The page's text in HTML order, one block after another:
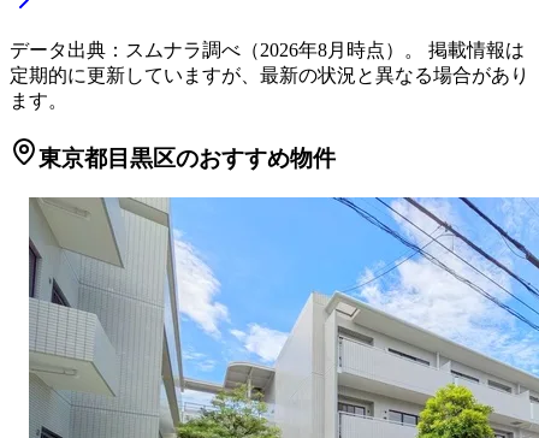
データ出典：スムナラ調べ（2026年8月時点）。 掲載情報は
定期的に更新していますが、最新の状況と異なる場合があり
ます。
東京都目黒区のおすすめ物件